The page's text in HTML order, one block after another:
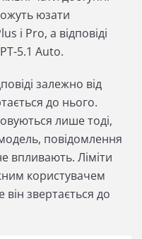
юзати
і Pro, а відповіді
5.1 Auto.
залежно від
до нього.
лише тоді,
повідомлення
впливають. Ліміти
користувачем
звертається до